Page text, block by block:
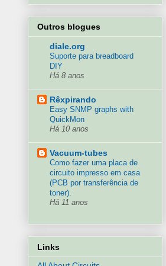
Outros blogues
diale.org
Suporte para breadboard
DIY
Há 8 anos
Rêxpirando
Easy SNMP graphs with
QuickMon
Há 10 anos
Vacuum-tubes
Como fazer uma placa de
circuito impresso em casa
(PCB por transferência de
toner).
Há 11 anos
Links